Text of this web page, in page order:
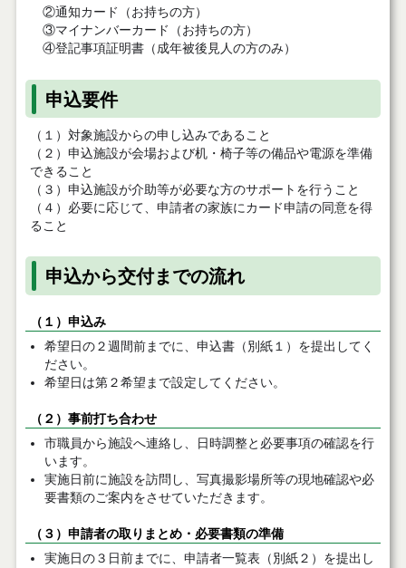
②通知カード（お持ちの方）
③マイナンバーカード（お持ちの方）
④登記事項証明書（成年被後見人の方のみ）
申込要件
（１）対象施設からの申し込みであること
（２）申込施設が会場および机・椅子等の備品や電源を準備
できること
（３）申込施設が介助等が必要な方のサポートを行うこと
（４）必要に応じて、申請者の家族にカード申請の同意を得
ること
申込から交付までの流れ
（１）申込み
希望日の２週間前までに、申込書（別紙１）を提出してく
ださい。
希望日は第２希望まで設定してください。
（２）事前打ち合わせ
市職員から施設へ連絡し、日時調整と必要事項の確認を行
います。
実施日前に施設を訪問し、写真撮影場所等の現地確認や必
要書類のご案内をさせていただきます。
（３）申請者の取りまとめ・必要書類の準備
実施日の３日前までに、申請者一覧表（別紙２）を提出し